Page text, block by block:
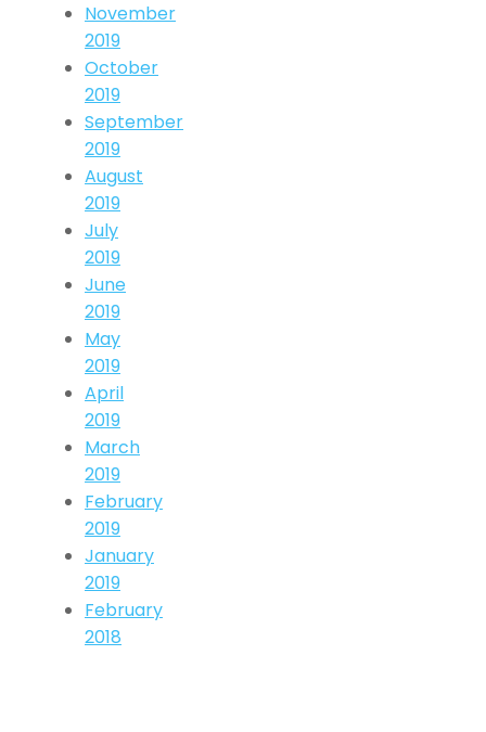
November
2019
October
2019
September
2019
August
2019
July
2019
June
2019
May
2019
April
2019
March
2019
February
2019
January
2019
February
2018